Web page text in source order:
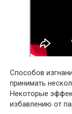
Способов
принимать
Некоторые
избавлению от